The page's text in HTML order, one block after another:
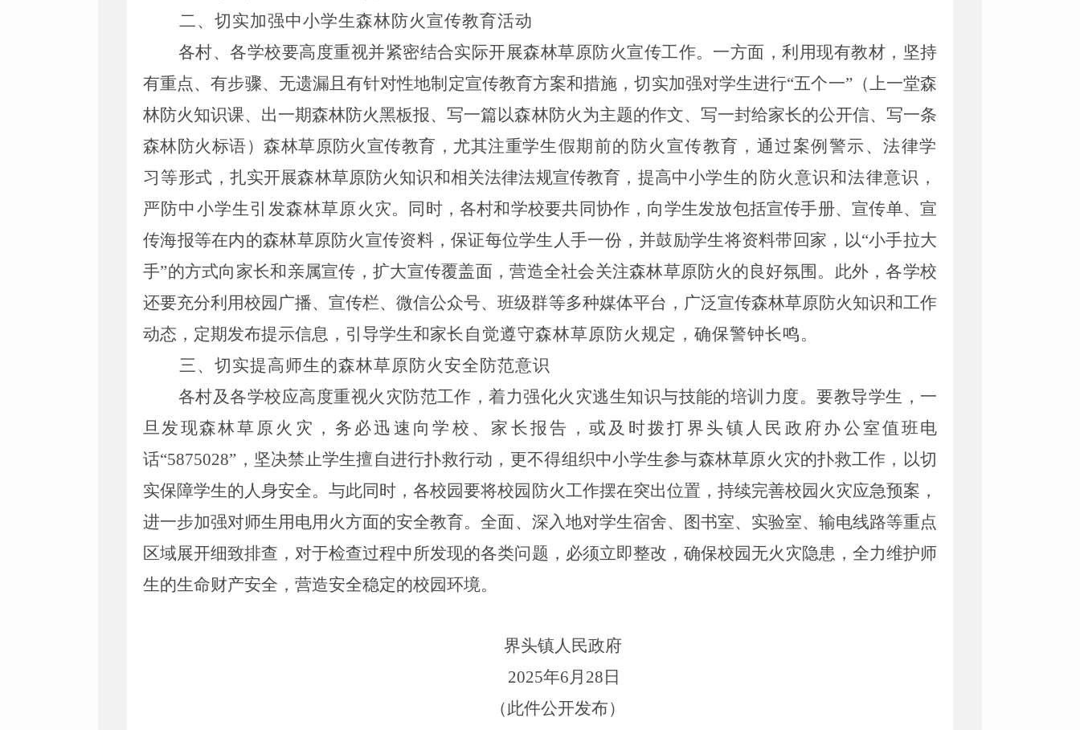
二、切实加强中小学生森林防火宣传教育活动
各村、各学校要高度重视并紧密结合实际开展森林草原防火宣传工作。一方面，利用现有教材，坚持
有重点、有步骤、无遗漏且有针对性地制定宣传教育方案和措施，切实加强对学生进行“五个一”（上一堂森
林防火知识课、出一期森林防火黑板报、写一篇以森林防火为主题的作文、写一封给家长的公开信、写一条
森林防火标语）森林草原防火宣传教育，尤其注重学生假期前的防火宣传教育，通过案例警示、法律学
习等形式， 扎实开展森林草原防火知识和相关法律法规宣传教育，提高中小学生的防火意识和法律意识，
严防中小学生引发森林草原 火灾。 同时，各村和学校要共同协作，向学生发放包括宣传手册、宣传单、宣
传海报等在内的森林草原防火宣传资料，保证每位学生人手一份，并鼓励学生将资料带回家，以“小手拉大
手”的方式向家长和亲属宣传，扩大宣传覆盖面，营造全社会关注森林草原防火的良好氛围。此外，各学校
还要充分利用校园广播、宣传栏、微信公众号、班级群等多种媒体平台，广泛宣传森林草原防火知识和工作
动态，定期发布提示信息，引导学生和家长自觉遵守森林草原防火规定，确保警钟长鸣。
三、切实提高师生的森林草原防火安全防范意识
各村及各学校应高度重视火灾防范工作 ，着力强化火灾逃生知识与技能的培训力度。要教导学生 ， 一
旦发现森林草原火 灾，务必迅速向学校、家长报告，或及时拨打 界头镇人民政府办公室值班电
话“5875028” ，坚决禁止学生擅自进行扑救行动，更不得组织中小学生参与森林草原火灾的扑救工作，以切
实保障学生的人身安全。与此同时，各校园要将校园防火工作摆在突出位置，持续完善校园火灾应急预案，
进一步加强对师生用电用火方面的安全教育。全面、深入地对学生宿舍、图书室、实验室、输电线路等重点
区域展开细致排查，对于检查过程中所发现的各类问题，必须立即整改 ，确保校园无火 灾隐患，全力维护师
生的生命财产安全，营造安全稳定的校园环境。
界头镇人民政府
2025年6月28日
（此件公开发布）